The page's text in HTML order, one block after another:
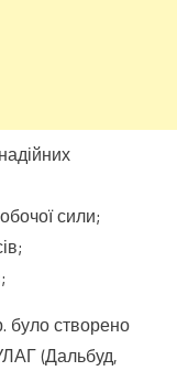
сили;
було створено
(Дальбуд,